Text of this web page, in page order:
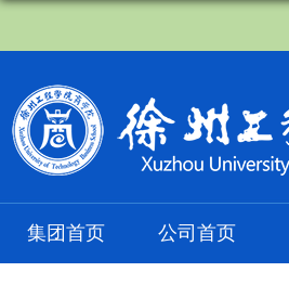
集团首页 公司首页